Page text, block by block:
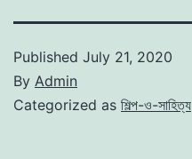
Published July 21, 2020
By Admin
Categorized as শিল্প-ও-সাহিত্য